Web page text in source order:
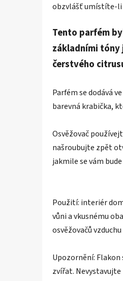
5,0
hvězdiček.
obzvlášť umístíte-li
Tento parfém
základními tóny
čerstvého
Parfém se dodává
barevná krabička,
Osvěžovač
našroubujte zpět
jakmile se vám
Použití: interiér
vůni a vkusnému
osvěžovačů
Upozornění:
zvířat.